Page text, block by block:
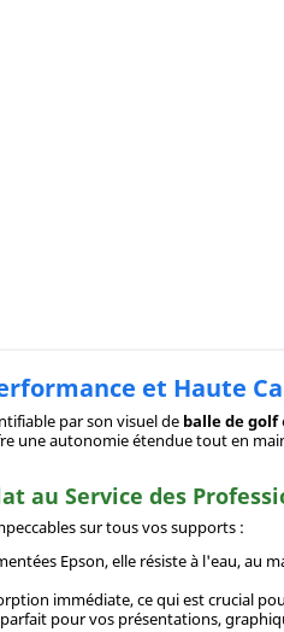
et Haute
par son visuel de balle de golf
une autonomie étendue tout en
au Service des
sur tous vos supports :
Epson, elle résiste à l'eau, au
immédiate, ce qui est crucial
pour vos présentations,